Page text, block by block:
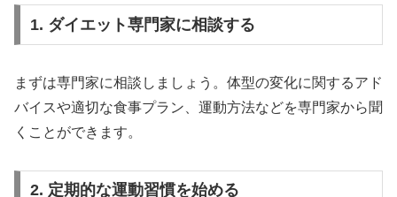
1. ダイエット専門家に相談する
まずは専門家に相談しましょう。体型の変化に関するアド
バイスや適切な食事プラン、運動方法などを専門家から聞
くことができます。
2. 定期的な運動習慣を始める